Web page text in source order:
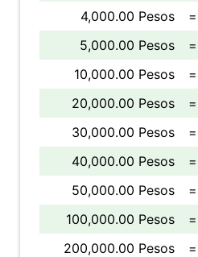
4,000.00 Pesos
=
5,000.00 Pesos
=
10,000.00 Pesos
=
20,000.00 Pesos
=
30,000.00 Pesos
=
40,000.00 Pesos
=
50,000.00 Pesos
=
100,000.00 Pesos
=
200,000.00 Pesos
=